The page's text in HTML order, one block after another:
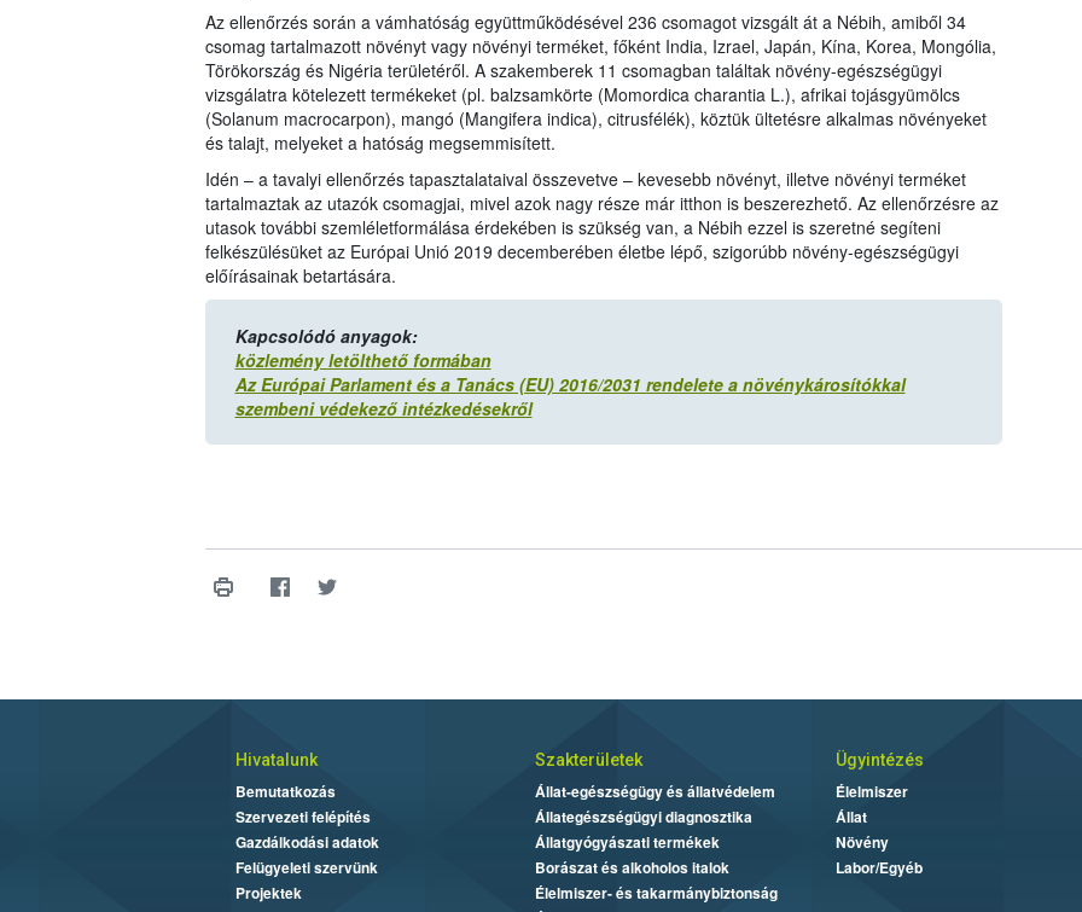
Az ellenőrzés során a vámhatóság együttműködésével 236 csomagot vizsgált át a Nébih, amiből 34
csomag tartalmazott növényt vagy növényi terméket, főként India, Izrael, Japán, Kína, Korea, Mongólia,
Törökország és Nigéria területéről. A szakemberek 11 csomagban találtak növény-egészségügyi
vizsgálatra kötelezett termékeket (pl. balzsamkörte (Momordica charantia L.), afrikai tojásgyümölcs
(Solanum macrocarpon), mangó (Mangifera indica), citrusfélék), köztük ültetésre alkalmas növényeket
és talajt, melyeket a hatóság megsemmisített.
Idén – a tavalyi ellenőrzés tapasztalataival összevetve – kevesebb növényt, illetve növényi terméket
tartalmaztak az utazók csomagjai, mivel azok nagy része már itthon is beszerezhető. Az ellenőrzésre az
utasok további szemléletformálása érdekében is szükség van, a Nébih ezzel is szeretné segíteni
felkészülésüket az Európai Unió 2019 decemberében életbe lépő, szigorúbb növény-egészségügyi
előírásainak betartására.
Kapcsolódó anyagok:
közlemény letölthető formában
Az Európai Parlament és a Tanács (EU) 2016/2031 rendelete a növénykárosítókkal
szembeni védekező intézkedésekről
Hivatalunk
Bemutatkozás
Szervezeti felépítés
Gazdálkodási adatok
Felügyeleti szervünk
Projektek
Szakterületek
Állat-egészségügy és állatvédelem
Állategészségügyi diagnosztika
Állatgyógyászati termékek
Borászat és alkoholos italok
Élelmiszer- és takarmánybiztonság
Ügyintézés
Élelmiszer
Állat
Növény
Labor/Egyéb